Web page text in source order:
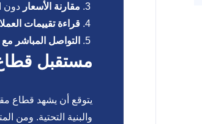
مقارنة الأسعار دون
قراءة تقييمات
التواصل المباشر
مستقبل
يتوقع أن يشهد قطاع
والبنية التحتية. ومن